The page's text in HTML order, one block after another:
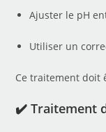
Ajuster le pH
Utiliser un
Ce traitement doit
✔️ Traitement